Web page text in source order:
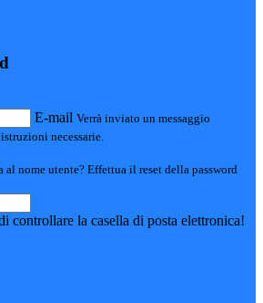
E-mail Verrà inviato un messaggio
necessarie.
al nome utente? Effettua il reset della password
controllare la casella di posta elettronica!